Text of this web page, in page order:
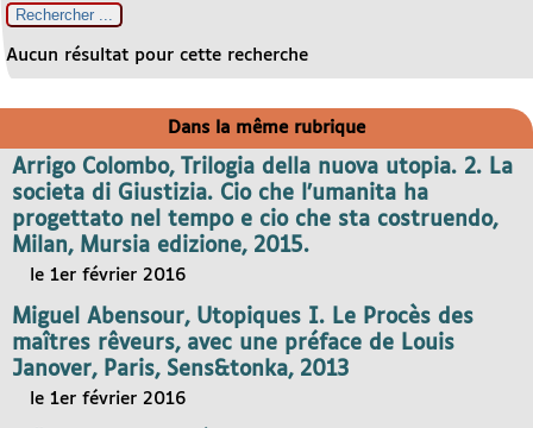
Aucun résultat pour cette recherche
Dans la même rubrique
Arrigo Colombo, Trilogia della nuova utopia. 2. La
societa di Giustizia. Cio che l’umanita ha
progettato nel tempo e cio che sta costruendo,
Milan, Mursia edizione, 2015.
le 1er février 2016
Miguel Abensour, Utopiques I. Le Procès des
maîtres rêveurs, avec une préface de Louis
Janover, Paris, Sens&tonka, 2013
le 1er février 2016